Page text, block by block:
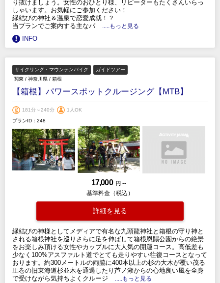
り抜けましょう。女性のおひとり様、リピーターもたくさんいらっ
しゃいます。お気軽にご参加ください！
縁結びの神社＆温泉で恋愛成就！？
当プランでご案内する主なパ
.....もっと見る
INFO
サイクリング・マウンテンバイク
ガイドツアー
関東 / 神奈川県 / 箱根
【箱根】パワースポットクルージング【MTB】
181分～240分
1人OK
プランID：248
17,000 円 ～
基準料金（税込）
詳細を見る
縁結びの神様としてメディアで有名な九頭龍神社と箱根の守り神と
される箱根神社を巡りさらに足を伸ばして箱根恩賜公園からの絶景
をお楽しみ頂ける女性やカップルに大人気の開運コース。高低差も
少なく100%アスファルト道でとても走りやすい往復コースとなって
おります。約300メートルの両脇に400本以上の杉の大木が覆い茂る
圧巻の旧東海道杉並木を通過したり芦ノ湖からの心地良い風を全身
で受けながら気持ちよくクルージ
.....もっと見る